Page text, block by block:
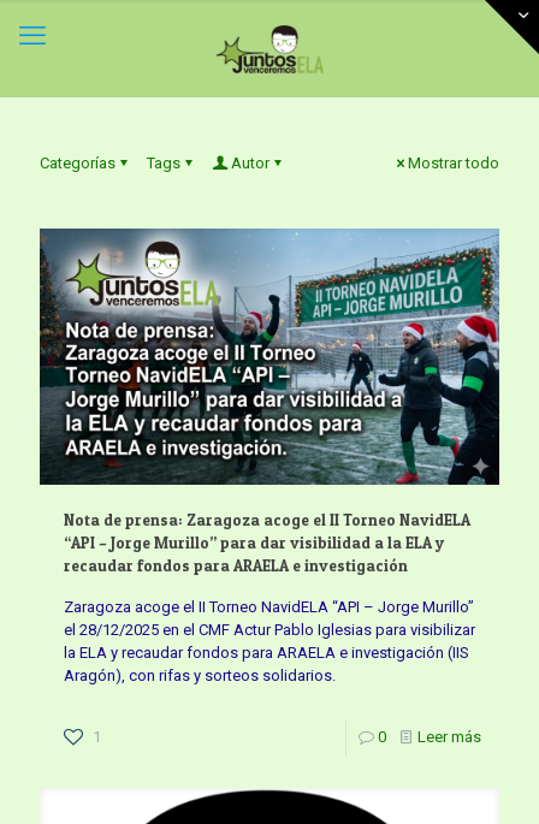
Categorías Tags Autor Mostrar todo
Nota de prensa: Zaragoza acoge el II Torneo NavidELA
“API – Jorge Murillo” para dar visibilidad a la ELA y
recaudar fondos para ARAELA e investigación
Zaragoza acoge el II Torneo NavidELA “API – Jorge Murillo”
el 28/12/2025 en el CMF Actur Pablo Iglesias para visibilizar
la ELA y recaudar fondos para ARAELA e investigación (IIS
Aragón), con rifas y sorteos solidarios.
1 0 Leer más